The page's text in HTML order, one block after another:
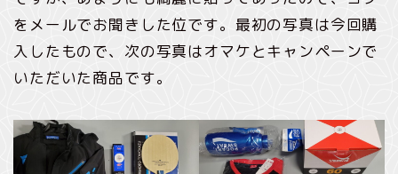
をメールでお聞きした位です。最初の写真は今回購
入したもので、次の写真はオマケとキャンペーンで
いただいた商品です。